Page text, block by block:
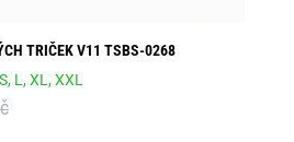
TRIČEK V11 TSBS-0268
S, L,XL,XXL